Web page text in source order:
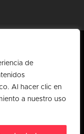
de
Al hacer clic en
a nuestro uso